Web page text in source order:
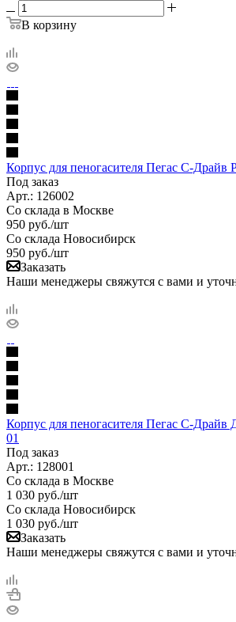
В корзину
Корпус для пеногасителя Пегас С-Драйв
Под заказ
Арт.: 126002
Со склада в Москве
950 руб./шт
Со склада Новосибирск
950 руб./шт
Заказать
Наши менеджеры свяжутся с вами и
Корпус для пеногасителя Пегас С-Драйв
01
Под заказ
Арт.: 128001
Со склада в Москве
1 030 руб./шт
Со склада Новосибирск
1 030 руб./шт
Заказать
Наши менеджеры свяжутся с вами и